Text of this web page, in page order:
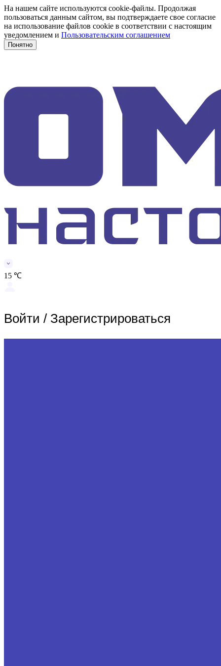
На нашем сайте используются cookie-файлы. Продолжая
пользоваться данным сайтом, вы подтверждаете свое согласие
на использование файлов cookie в соответствии с настоящим
уведомлением и Пользовательским соглашением
Понятно
15 ℃
Войти / Зарегистрироваться